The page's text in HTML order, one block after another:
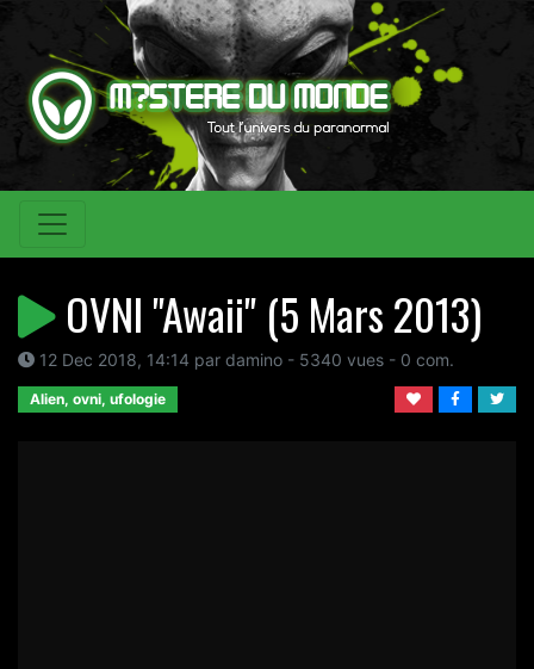
OVNI "Awaii" (5 Mars 2013)
12 Dec 2018, 14:14 par damino - 5340 vues - 0 com.
Alien, ovni, ufologie